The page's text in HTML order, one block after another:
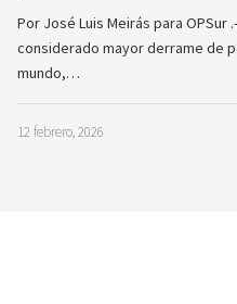
Por José Luis Meirás para OPSur
considerado mayor derrame de
mundo,…
12 febrero, 2026